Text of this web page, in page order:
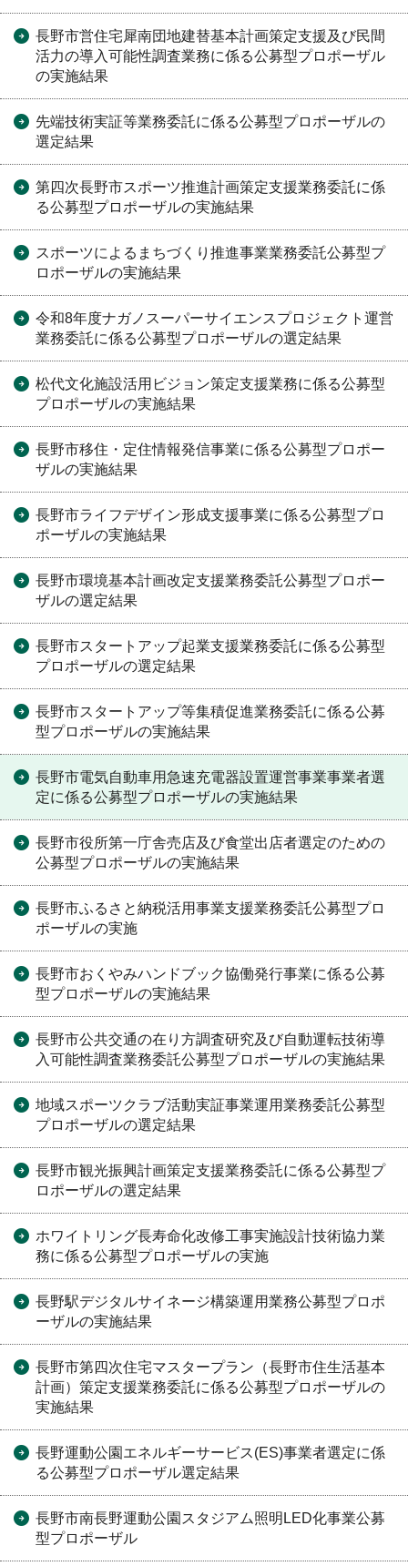
長野市営住宅犀南団地建替基本計画策定支援及び民間
活力の導入可能性調査業務に係る公募型プロポーザル
の実施結果
先端技術実証等業務委託に係る公募型プロポーザルの
選定結果
第四次長野市スポーツ推進計画策定支援業務委託に係
る公募型プロポーザルの実施結果
スポーツによるまちづくり推進事業業務委託公募型プ
ロポーザルの実施結果
令和8年度ナガノスーパーサイエンスプロジェクト運営
業務委託に係る公募型プロポーザルの選定結果
松代文化施設活用ビジョン策定支援業務に係る公募型
プロポーザルの実施結果
長野市移住・定住情報発信事業に係る公募型プロポー
ザルの実施結果
長野市ライフデザイン形成支援事業に係る公募型プロ
ポーザルの実施結果
長野市環境基本計画改定支援業務委託公募型プロポー
ザルの選定結果
長野市スタートアップ起業支援業務委託に係る公募型
プロポーザルの選定結果
長野市スタートアップ等集積促進業務委託に係る公募
型プロポーザルの実施結果
長野市電気自動車用急速充電器設置運営事業事業者選
定に係る公募型プロポーザルの実施結果
長野市役所第一庁舎売店及び食堂出店者選定のための
公募型プロポーザルの実施結果
長野市ふるさと納税活用事業支援業務委託公募型プロ
ポーザルの実施
長野市おくやみハンドブック協働発行事業に係る公募
型プロポーザルの実施結果
長野市公共交通の在り方調査研究及び自動運転技術導
入可能性調査業務委託公募型プロポーザルの実施結果
地域スポーツクラブ活動実証事業運用業務委託公募型
プロポーザルの選定結果
長野市観光振興計画策定支援業務委託に係る公募型プ
ロポーザルの選定結果
ホワイトリング長寿命化改修工事実施設計技術協力業
務に係る公募型プロポーザルの実施
長野駅デジタルサイネージ構築運用業務公募型プロポ
ーザルの実施結果
長野市第四次住宅マスタープラン（長野市住生活基本
計画）策定支援業務委託に係る公募型プロポーザルの
実施結果
長野運動公園エネルギーサービス(ES)事業者選定に係
る公募型プロポーザル選定結果
長野市南長野運動公園スタジアム照明LED化事業公募
型プロポーザル